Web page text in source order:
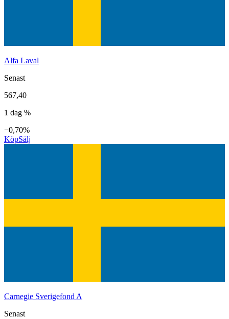
Alfa Laval
Senast
567,40
1 dag %
−0,70%
KöpSälj
Carnegie Sverigefond A
Senast